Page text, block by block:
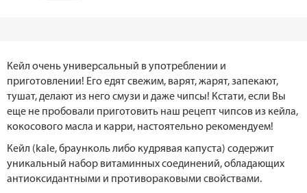
Кейл очень универсальный в употреблении и
приготовлении! Его едят свежим, варят, жарят, запекают,
тушат, делают из него смузи и даже чипсы! Кстати, если Вы
еще не пробовали приготовить наш рецепт чипсов из кейла,
кокосового масла и карри, настоятельно рекомендуем!
Кейл (kale, браунколь либо кудрявая капуста) содержит
уникальный набор витаминных соединений, обладающих
антиоксидантными и противораковыми свойствами.